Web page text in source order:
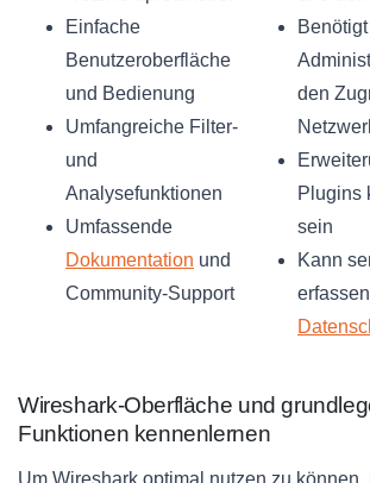
Einfache
Benutzeroberfläche
und Bedienung
Umfangreiche Filter-
und
Analysefunktionen
Umfassende
Dokumentation und
Community-Support
Benötigt
den
Plugins
sein
Kann
Wireshark-Oberfläche und
Funktionen kennenlernen